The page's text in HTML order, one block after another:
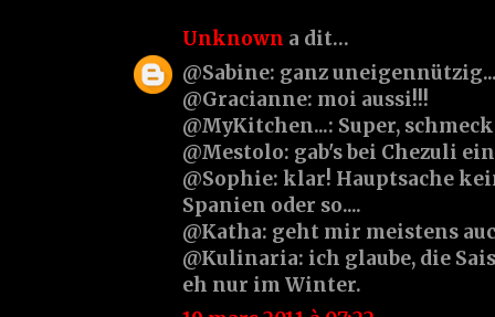
Unknown a dit…
@Sabine: ganz
@Gracianne: moi aussi!!!
@MyKitchen...: Super,
@Mestolo: gab's bei Chezuli
@Sophie: klar! Hauptsache
Spanien oder so....
@Katha: geht mir meistens
@Kulinaria: ich glaube, die
eh nur im Winter.